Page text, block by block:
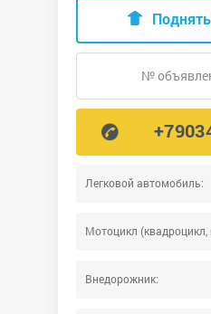
Легковой автомобиль:
Мотоцикл (квадроцикл,
Внедорожник:
№